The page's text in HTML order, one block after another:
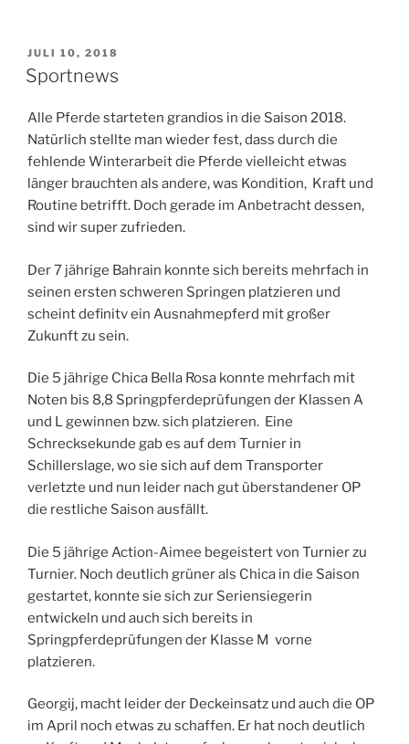
VERÖFFENTLICHT
AM
JULI 10, 2018
Sportnews
Alle Pferde starteten grandios in die Saison 2018.
Natürlich stellte man wieder fest, dass durch die
fehlende Winterarbeit die Pferde vielleicht etwas
länger brauchten als andere, was Kondition, Kraft und
Routine betrifft. Doch gerade im Anbetracht dessen,
sind wir super zufrieden.
Der 7 jährige Bahrain konnte sich bereits mehrfach in
seinen ersten schweren Springen platzieren und
scheint definitv ein Ausnahmepferd mit großer
Zukunft zu sein.
Die 5 jährige Chica Bella Rosa konnte mehrfach mit
Noten bis 8,8 Springpferdeprüfungen der Klassen A
und L gewinnen bzw. sich platzieren. Eine
Schrecksekunde gab es auf dem Turnier in
Schillerslage, wo sie sich auf dem Transporter
verletzte und nun leider nach gut überstandener OP
die restliche Saison ausfällt.
Die 5 jährige Action-Aimee begeistert von Turnier zu
Turnier. Noch deutlich grüner als Chica in die Saison
gestartet, konnte sie sich zur Seriensiegerin
entwickeln und auch sich bereits in
Springpferdeprüfungen der Klasse M vorne
platzieren.
Georgij, macht leider der Deckeinsatz und auch die OP
im April noch etwas zu schaffen. Er hat noch deutlich